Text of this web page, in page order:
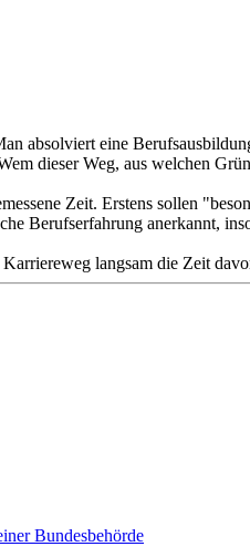
absolviert eine
dieser Weg, aus welchen
Zeit. Erstens sollen
Berufserfahrung anerkannt,
langsam die Zeit
Bundesbehörde